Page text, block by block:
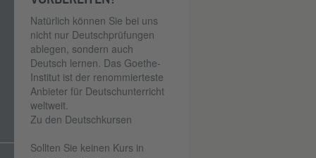
Natürlich können Sie bei uns
nicht nur Deutschprüfungen
ablegen, sondern auch
Deutsch lernen. Das Goethe-
Institut ist der renommierteste
Anbieter für Deutschunterricht
weltweit.
Zu den Deutschkursen
Sollten Sie keinen Kurs in